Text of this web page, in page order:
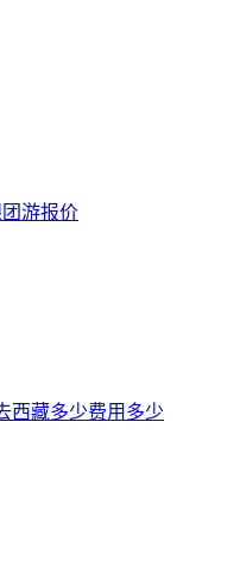
游报价
西藏多少费用多少